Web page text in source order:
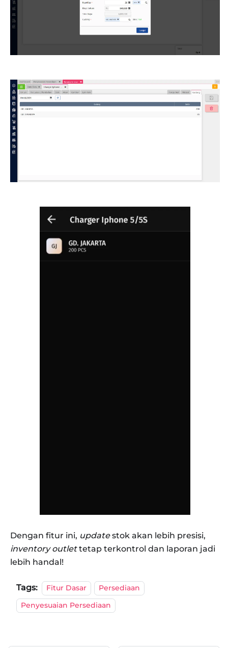
Dengan fitur ini, updatestok akan lebih presisi,
inventory outlettetap terkontrol dan laporan jadi
lebih handal!
Tags: Fitur Dasar
Persediaan
Penyesuaian Persediaan